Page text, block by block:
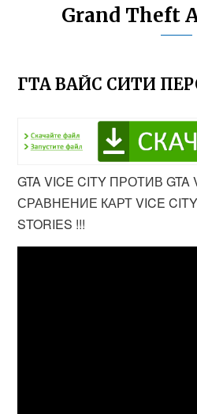
Grand Theft
ГТА ВАЙС СИТИ
GTA VICE CITY ПРОТИВ GTA
СРАВНЕНИЕ КАРТ VICE CITY
STORIES !!!